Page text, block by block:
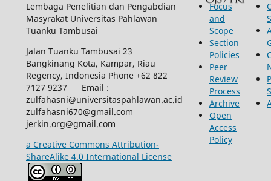
Lembaga Penelitian dan Pengabdian
Masyrakat Universitas Pahlawan
Tuanku Tambusai
Jalan Tuanku Tambusai 23
Bangkinang Kota, Kampar, Riau
Regency, Indonesia Phone +62 822
7127 9237 Email :
zulfahasni@universitaspahlawan.ac.id
zulfahasni670@gmail.com
jerkin.org@gmail.com
a Creative Commons Attribution-
ShareAlike 4.0 International License
Focus
and
Scope
Section
Policies
Peer
Review
Process
Archive
Open
Access
Policy